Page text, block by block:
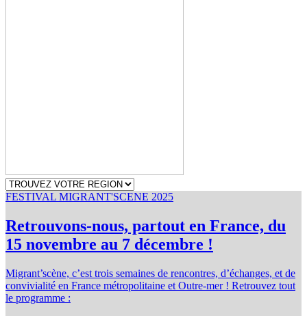
FESTIVAL MIGRANT'SCENE 2025
Retrouvons-nous, partout en France, du
15 novembre au 7 décembre !
Migrant’scène, c’est trois semaines de rencontres, d’échanges, et de
convivialité en France métropolitaine et Outre-mer ! Retrouvez tout
le programme :